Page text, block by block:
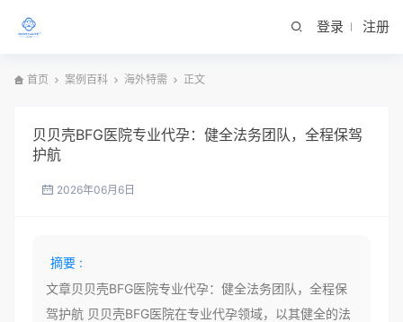
登录 注册
首页 案例百科 海外特需 正文
贝贝壳BFG医院专业代孕：健全法务团队，全程保驾
护航
2026年06月6日
摘要 :
文章贝贝壳BFG医院专业代孕：健全法务团队，全程保
驾护航 贝贝壳BFG医院在专业代孕领域，以其健全的法